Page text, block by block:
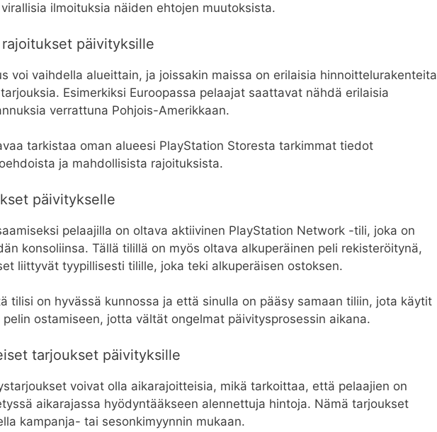
ilmoituksia näiden ehtojen muutoksista.
päivityksille
voi vaihdella alueittain, ja joissakin maissa on erilaisia hinnoittelurakenteita
Esimerkiksi Euroopassa pelaajat saattavat nähdä erilaisia
verrattuna Pohjois-Amerikkaan.
tarkistaa oman alueesi PlayStation Storesta tarkimmat tiedot
ja mahdollisista rajoituksista.
päivitykselle
pelaajilla on oltava aktiivinen PlayStation Network -tili, joka on
konsoliinsa. Tällä tilillä on myös oltava alkuperäinen peli rekisteröitynä,
liittyvät tyypillisesti tilille, joka teki alkuperäisen ostoksen.
tilisi on hyvässä kunnossa ja että sinulla on pääsy samaan tiliin, jota käytit
pelin ostamiseen, jotta vältät ongelmat päivitysprosessin aikana.
tarjoukset päivityksille
voivat olla aikarajoitteisia, mikä tarkoittaa, että pelaajien on
aikarajassa hyödyntääkseen alennettuja hintoja. Nämä tarjoukset
kampanja- tai sesonkimyynnin mukaan.